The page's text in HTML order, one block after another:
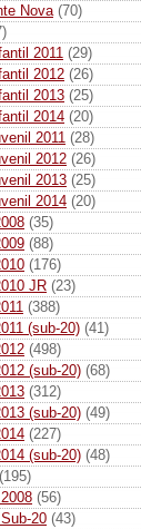
Nova (70)
2011 (29)
2012 (26)
2013 (25)
2014 (20)
2011 (28)
2012 (26)
2013 (25)
2014 (20)
(35)
(88)
(176)
JR (23)
(388)
(sub-20) (41)
(498)
(sub-20) (68)
(312)
(sub-20) (49)
(227)
(sub-20) (48)
(195)
(56)
20 (43)